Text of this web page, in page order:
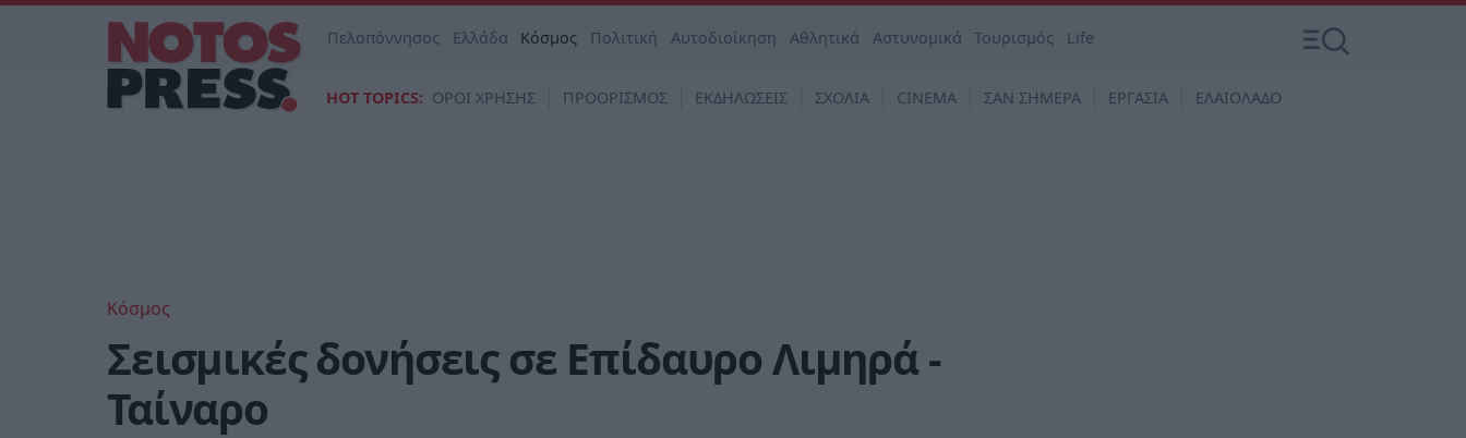
Πελοπόννησος Ελλάδα Κόσμος Πολιτική Αυτοδιοίκηση Αθλητικά Αστυνομικά Τουρισμός Life
HOT TOPICS: ΟΡΟΙ ΧΡΗΣΗΣ ΠΡΟΟΡΙΣΜΟΣ ΕΚΔΗΛΩΣΕΙΣ ΣΧΟΛΙΑ CINEMA ΣΑΝ ΣΗΜΕΡΑ ΕΡΓΑΣΙΑ ΕΛΑΙΟΛΑΔΟ
Κόσμος
Σεισμικές δονήσεις σε Επίδαυρο Λιμηρά -
Ταίναρο